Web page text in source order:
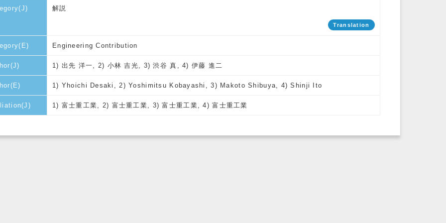
解説
Translation
Engineering Contribution
1) 出先 洋一, 2) 小林 吉光, 3) 渋谷 真, 4) 伊藤 進二
1) Yhoichi Desaki, 2) Yoshimitsu Kobayashi, 3) Makoto Shibuya, 4) Shinji Ito
1) 富士重工業, 2) 富士重工業, 3) 富士重工業, 4) 富士重工業